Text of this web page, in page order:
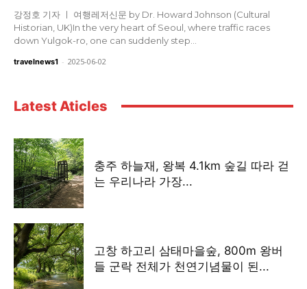
강정호 기자 ㅣ 여행레저신문 by Dr. Howard Johnson (Cultural
Historian, UK)In the very heart of Seoul, where traffic races
down Yulgok-ro, one can suddenly step...
travelnews1 - 2025-06-02
Latest Aticles
충주 하늘재, 왕복 4.1km 숲길 따라 걷
는 우리나라 가장...
고창 하고리 삼태마을숲, 800m 왕버
들 군락 전체가 천연기념물이 된...